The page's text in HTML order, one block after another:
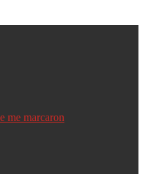
me marcaron